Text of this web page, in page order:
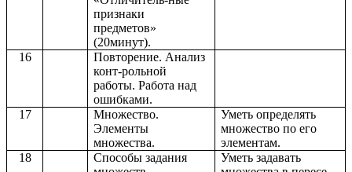
признаки
предметов»
(20минут).
16
Повторение. Анализ
конт-рольной
работы. Работа над
ошибками.
17
Множество.
Элементы
множества.
Уметь определять
множество по его
элементам.
18
Способы задания
Уметь задавать